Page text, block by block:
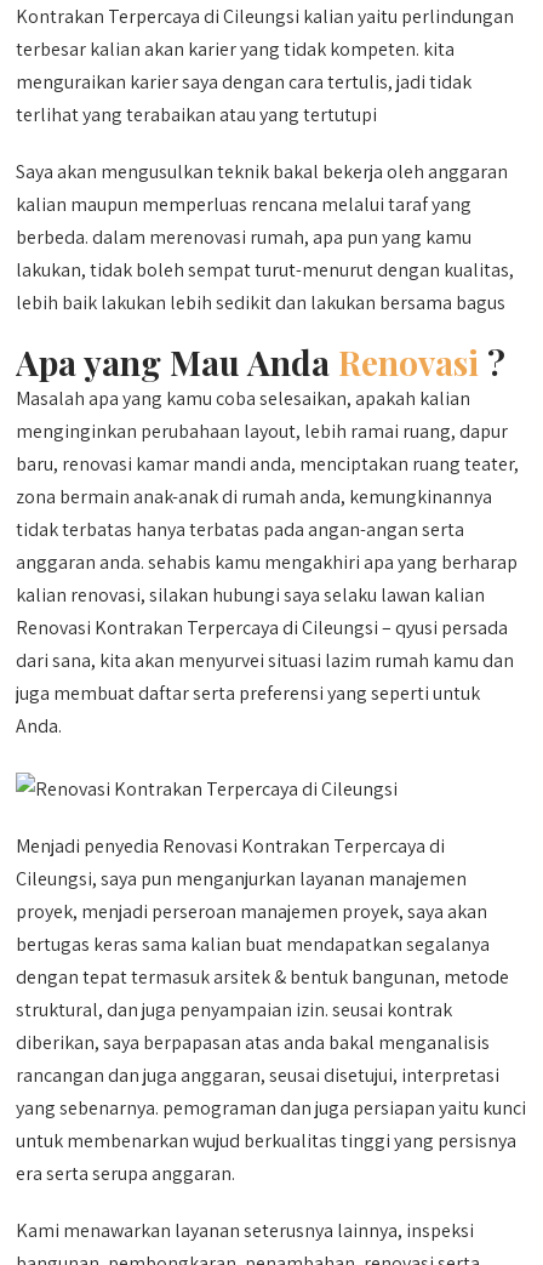
Kontrakan Terpercaya di Cileungsi kalian yaitu perlindungan
terbesar kalian akan karier yang tidak kompeten. kita
menguraikan karier saya dengan cara tertulis, jadi tidak
terlihat yang terabaikan atau yang tertutupi
Saya akan mengusulkan teknik bakal bekerja oleh anggaran
kalian maupun memperluas rencana melalui taraf yang
berbeda. dalam merenovasi rumah, apa pun yang kamu
lakukan, tidak boleh sempat turut-menurut dengan kualitas,
lebih baik lakukan lebih sedikit dan lakukan bersama bagus
Apa yang Mau Anda Renovasi ?
Masalah apa yang kamu coba selesaikan, apakah kalian
menginginkan perubahaan layout, lebih ramai ruang, dapur
baru, renovasi kamar mandi anda, menciptakan ruang teater,
zona bermain anak-anak di rumah anda, kemungkinannya
tidak terbatas hanya terbatas pada angan-angan serta
anggaran anda. sehabis kamu mengakhiri apa yang berharap
kalian renovasi, silakan hubungi saya selaku lawan kalian
Renovasi Kontrakan Terpercaya di Cileungsi – qyusi persada
dari sana, kita akan menyurvei situasi lazim rumah kamu dan
juga membuat daftar serta preferensi yang seperti untuk
Anda.
Menjadi penyedia Renovasi Kontrakan Terpercaya di
Cileungsi, saya pun menganjurkan layanan manajemen
proyek, menjadi perseroan manajemen proyek, saya akan
bertugas keras sama kalian buat mendapatkan segalanya
dengan tepat termasuk arsitek & bentuk bangunan, metode
struktural, dan juga penyampaian izin. seusai kontrak
diberikan, saya berpapasan atas anda bakal menganalisis
rancangan dan juga anggaran, seusai disetujui, interpretasi
yang sebenarnya. pemograman dan juga persiapan yaitu kunci
untuk membenarkan wujud berkualitas tinggi yang persisnya
era serta serupa anggaran.
Kami menawarkan layanan seterusnya lainnya, inspeksi